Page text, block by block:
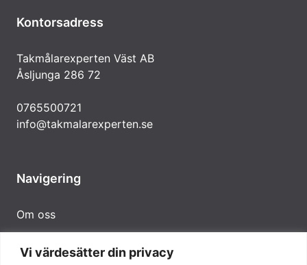
Vi värdesätter din privacy
Kontorsadress
Takmålarexperten Väst AB
Åsljunga 286 72
0765500721
info@takmalarexperten.se
Navigering
Om oss